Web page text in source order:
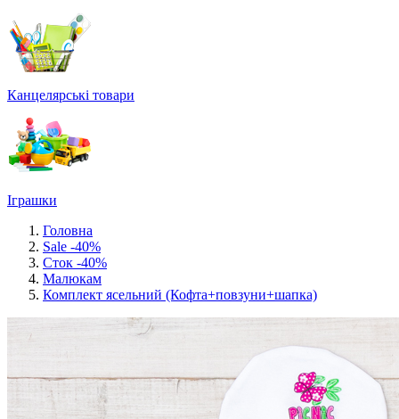
Канцелярські товари
Іграшки
Головна
Sale -40%
Сток -40%
Малюкам
Комплект ясельний (Кофта+повзуни+шапка)